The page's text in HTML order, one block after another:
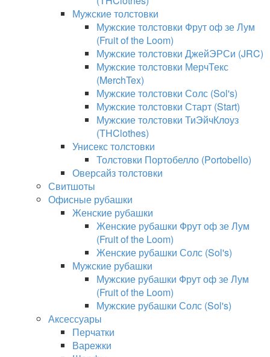
Мужские толстовки
Мужские толстовки Фрут оф зе Лум
(Fruit of the Loom)
Мужские толстовки ДжейЭРСи (JRC)
Мужские толстовки МерчТекс
(MerchTex)
Мужские толстовки Солс (Sol's)
Мужские толстовки Старт (Start)
Мужские толстовки ТиЭйчКлоуз
(THClothes)
Унисекс толстовки
Толстовки Портобелло (Portobello)
Оверсайз толстовки
Свитшоты
Офисные рубашки
Женские рубашки
Женские рубашки Фрут оф зе Лум
(Fruit of the Loom)
Женские рубашки Солс (Sol's)
Мужские рубашки
Мужские рубашки Фрут оф зе Лум
(Fruit of the Loom)
Мужские рубашки Солс (Sol's)
Аксессуары
Перчатки
Варежки